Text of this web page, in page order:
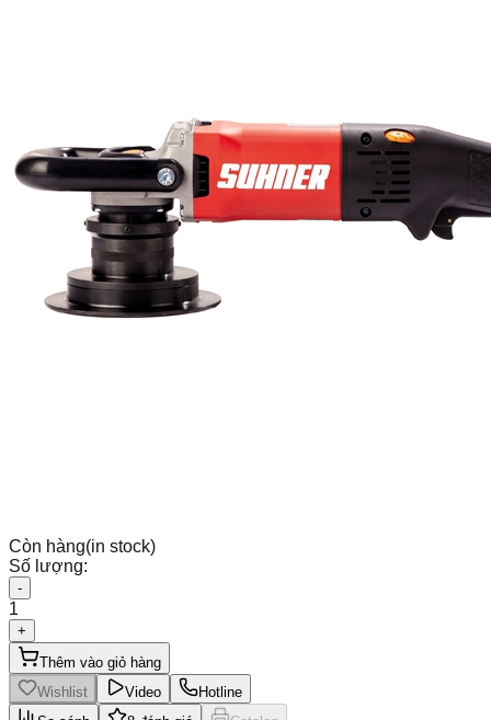
Còn hàng(in stock)
Số lượng:
-
1
+
Thêm vào giỏ hàng
Wishlist
Video
Hotline